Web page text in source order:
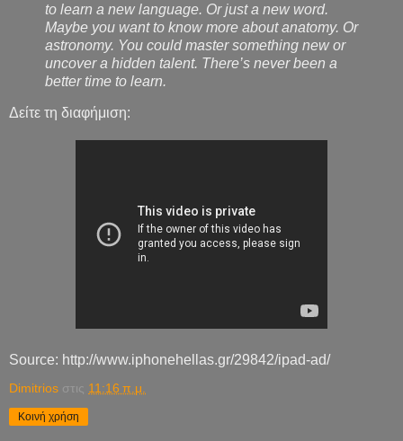
to learn a new language. Or just a new word.
Maybe you want to know more about anatomy. Or
astronomy. You could master something new or
uncover a hidden talent. There’s never been a
better time to learn.
Δείτε τη διαφήμιση:
Source: http://www.iphonehellas.gr/29842/ipad-ad/
Dimitrios στις 11:16 π.μ.
Κοινή χρήση